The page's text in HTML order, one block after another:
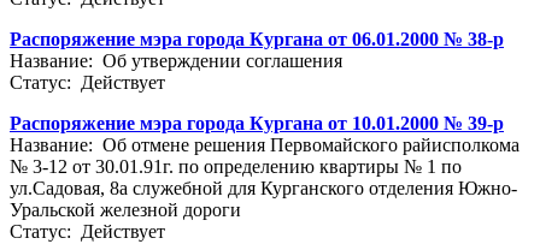
Распоряжение мэра города Кургана от 06.01.2000 № 38-р
Название: Об утверждении соглашения
Статус: Действует
Распоряжение мэра города Кургана от 10.01.2000 № 39-р
Название: Об отмене решения Первомайского райисполкома
№ 3-12 от 30.01.91г. по определению квартиры № 1 по
ул.Садовая, 8а служебной для Курганского отделения Южно-
Уральской железной дороги
Статус: Действует